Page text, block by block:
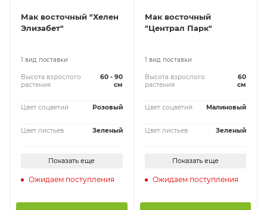
Мак восточный "Хелен
Элизабет"
1 вид поставки
Высота взрослого
растения
60 - 90
см
Цвет соцветий Розовый
Цвет листьев Зеленый
Показать еще
Ожидаем поступления
Мак восточный
"Централ Парк"
1 вид поставки
Высота взрослого
растения
60
см
Цвет соцветий Малиновый
Цвет листьев Зеленый
Показать еще
Ожидаем поступления